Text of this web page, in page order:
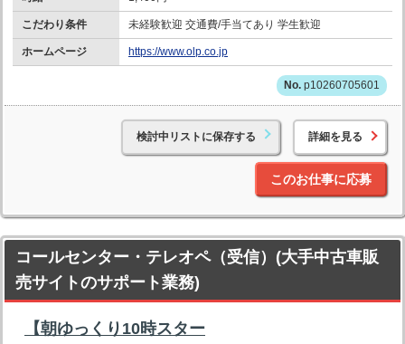
こだわり条件 未経験歓迎 交通費/手当てあり 学生歓迎
ホームページ https://www.olp.co.jp
p10260705601
検討中リストに保存する 詳細を見る
このお仕事に応募
コールセンター・テレオペ（受信）(大手中古車販
売サイトのサポート業務)
【朝ゆっくり10時スター